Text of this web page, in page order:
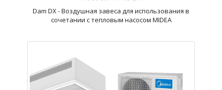
Dam DX - Воздушная завеса для использования в
сочетании с тепловым насосом MIDEA